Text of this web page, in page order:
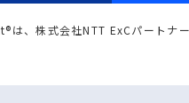
、株式会社NTT ExCパートナ